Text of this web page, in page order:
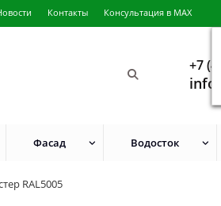
Контакты Консультация в MAX
+7
Фасад Водосток
RAL5005